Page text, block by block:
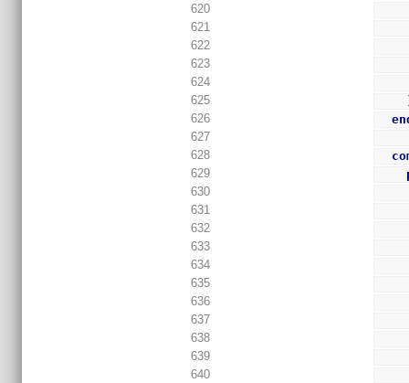
620
621
622
623
624
625
626
627
628
629
630
631
632
633
634
635
636
637
638
639
640